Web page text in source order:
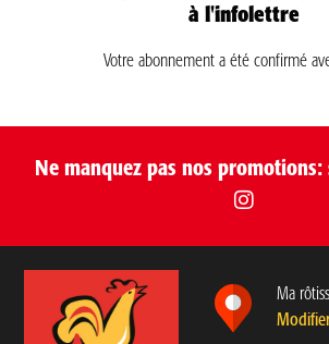
à l'infolettre
Votre abonnement a été confirmé
Ne manquez pas nos promotions:
Ma